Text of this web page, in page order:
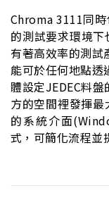
Chroma 3111同
的測試要求環境
有著高效率的測
能可於任何地點
體設定JEDEC料
方的空間裡發揮
的系統介面
式，可簡化流程並